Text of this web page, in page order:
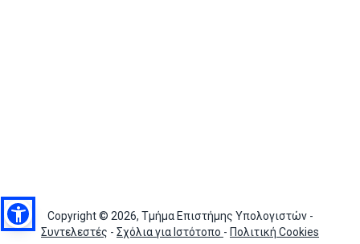
Copyright © 2026, Τμήμα Επιστήμης Υπολογιστών -
Συντελεστές - Σχόλια για Ιστότοπο - Πολιτική Cookies